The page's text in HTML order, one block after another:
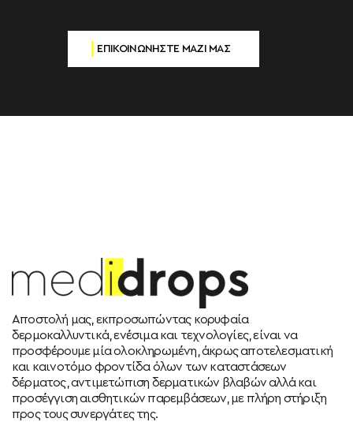
ΕΠΙΚΟΙΝΩΝΗΣΤΕ ΜΑΖΙ ΜΑΣ
Αποστολή μας, εκπροσωπώντας κορυφαία
δερμοκαλλυντικά, ενέσιμα και τεχνολογίες, είναι να
προσφέρουμε μία ολοκληρωμένη, άκρως αποτελεσματική
και καινοτόμο φροντίδα όλων των καταστάσεων
δέρματος, αντιμετώπιση δερματικών βλαβών αλλά και
προσέγγιση αισθητικών παρεμβάσεων, με πλήρη στήριξη
προς τους συνεργάτες της.